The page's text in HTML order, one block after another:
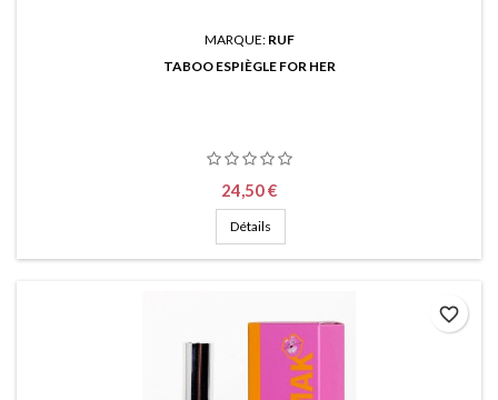
MARQUE: RUF
TABOO ESPIÈGLE FOR HER
Prix
24,50 €
Détails
favorite_border